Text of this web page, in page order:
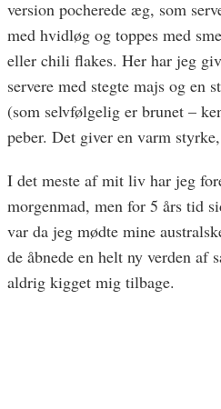
version pocherede æg, som
med hvidløg og toppes med
eller chili flakes. Her har jeg
servere med stegte majs og en
(som selvfølgelig er brunet –
peber. Det giver en varm
I det meste af mit liv har jeg
morgenmad, men for 5 års tid
var da jeg mødte mine
de åbnede en helt ny verden af
aldrig kigget mig tilbage.